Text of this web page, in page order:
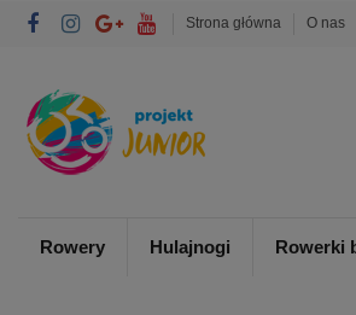
Strona główna O nas
Rowery Hulajnogi Rowerki